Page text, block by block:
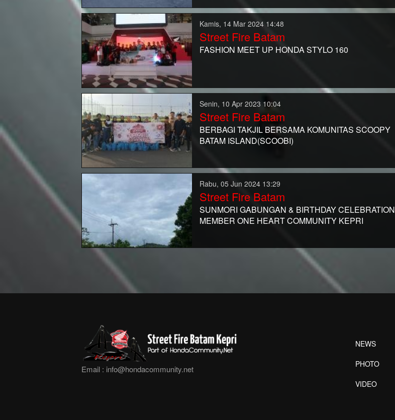
Kamis, 14 Mar 2024 14:48
Street Fire Batam
FASHION MEET UP HONDA STYLO 160
Senin, 10 Apr 2023 10:04
Street Fire Batam
BERBAGI TAKJIL BERSAMA KOMUNITAS SCOOPY
BATAM ISLAND(SCOOBI)
Rabu, 05 Jun 2024 13:29
Street Fire Batam
SUNMORI GABUNGAN & BIRTHDAY CELEBRATION
MEMBER ONE HEART COMMUNITY KEPRI
Email : info@hondacommunity.net
NEWS
PHOTO
VIDEO